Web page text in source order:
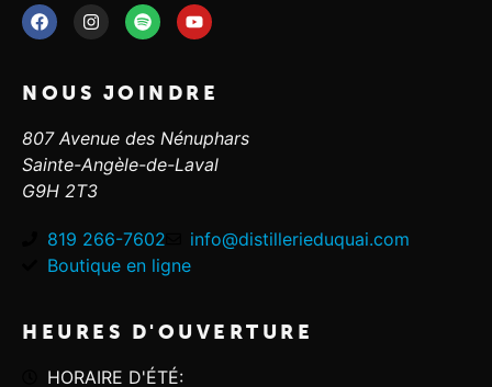
NOUS JOINDRE
807 Avenue des Nénuphars
Sainte-Angèle-de-Laval
G9H 2T3
819 266-7602
info@distillerieduquai.com
Boutique en ligne
HEURES D'OUVERTURE
HORAIRE D'ÉTÉ: